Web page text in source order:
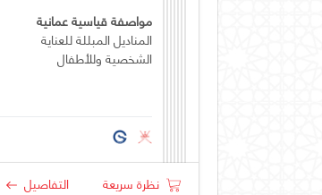
مواصفة قياسية عمانية
المناديل المبللة للعناية
الشخصية وللأطفال
نظرة سريعة التفاصيل